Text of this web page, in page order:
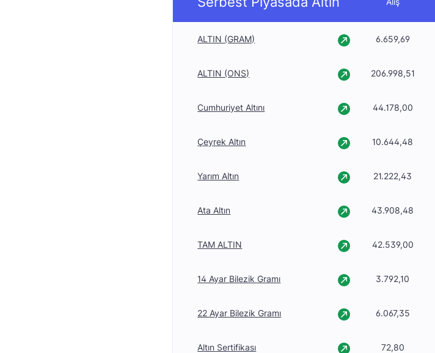
ALTIN (GRAM) 6.659,69
ALTIN (ONS) 206.998,51
Cumhuriyet Altını 44.178,00
Çeyrek Altın 10.644,48
Yarım Altın 21.222,43
Ata Altın 43.908,48
TAM ALTIN 42.539,00
14 Ayar Bilezik Gramı 3.792,10
22 Ayar Bilezik Gramı 6.067,35
Altın Sertifikası 72,80